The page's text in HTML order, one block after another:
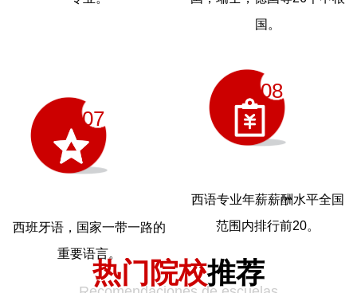
国。
西班牙语，国家一带一路的
重要语言。
07
08
西语专业年薪薪酬水平全国
范围内排行前20。
热门院校推荐